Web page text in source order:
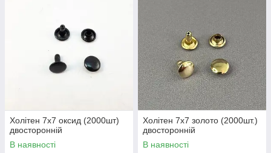
Холітен 7x7 оксид (2000шт)
двосторонній
В наявності
Холітен 7x7 золото (2000шт.)
двосторонній
В наявності